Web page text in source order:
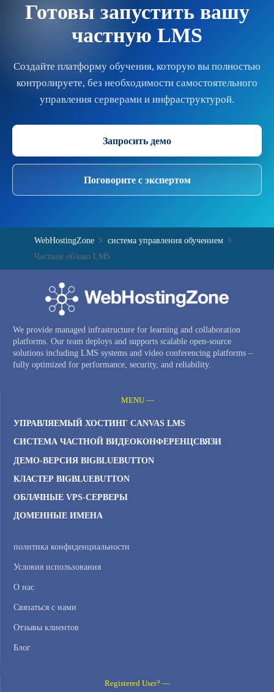
Готовы запустить вашу
частную LMS
Создайте платформу обучения, которую вы полностью
контролируете, без необходимости самостоятельного
управления серверами и инфраструктурой.
Запросить демо
Поговорите с экспертом
WebHostingZone
система управления обучением
Частное облако LMS
We provide managed infrastructure for learning and collaboration
platforms. Our team deploys and supports scalable open-source
solutions including LMS systems and video conferencing platforms –
fully optimized for performance, security, and reliability.
MENU —
УПРАВЛЯЕМЫЙ ХОСТИНГ CANVAS LMS
СИСТЕМА ЧАСТНОЙ ВИДЕОКОНФЕРЕНЦСВЯЗИ
ДЕМО-ВЕРСИЯ BIGBLUEBUTTON
КЛАСТЕР BIGBLUEBUTTON
ОБЛАЧНЫЕ VPS-СЕРВЕРЫ
ДОМЕННЫЕ ИМЕНА
политика конфиденциальности
Условия использования
О нас
Связаться с нами
Отзывы клиентов
Блог
Registered User? —